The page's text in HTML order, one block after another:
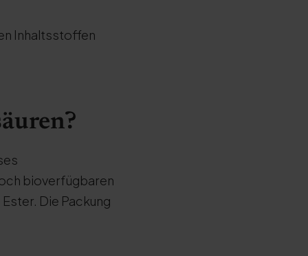
Inhaltsstoffen
bioverfügbaren
Die Packung